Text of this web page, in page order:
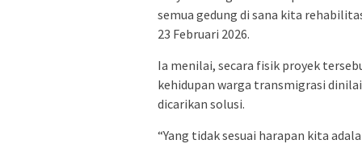
semua gedung di sana kita
23 Februari 2026.
Ia menilai, secara fisik proyek
kehidupan warga transmigrasi
dicarikan solusi.
“Yang tidak sesuai harapan kita